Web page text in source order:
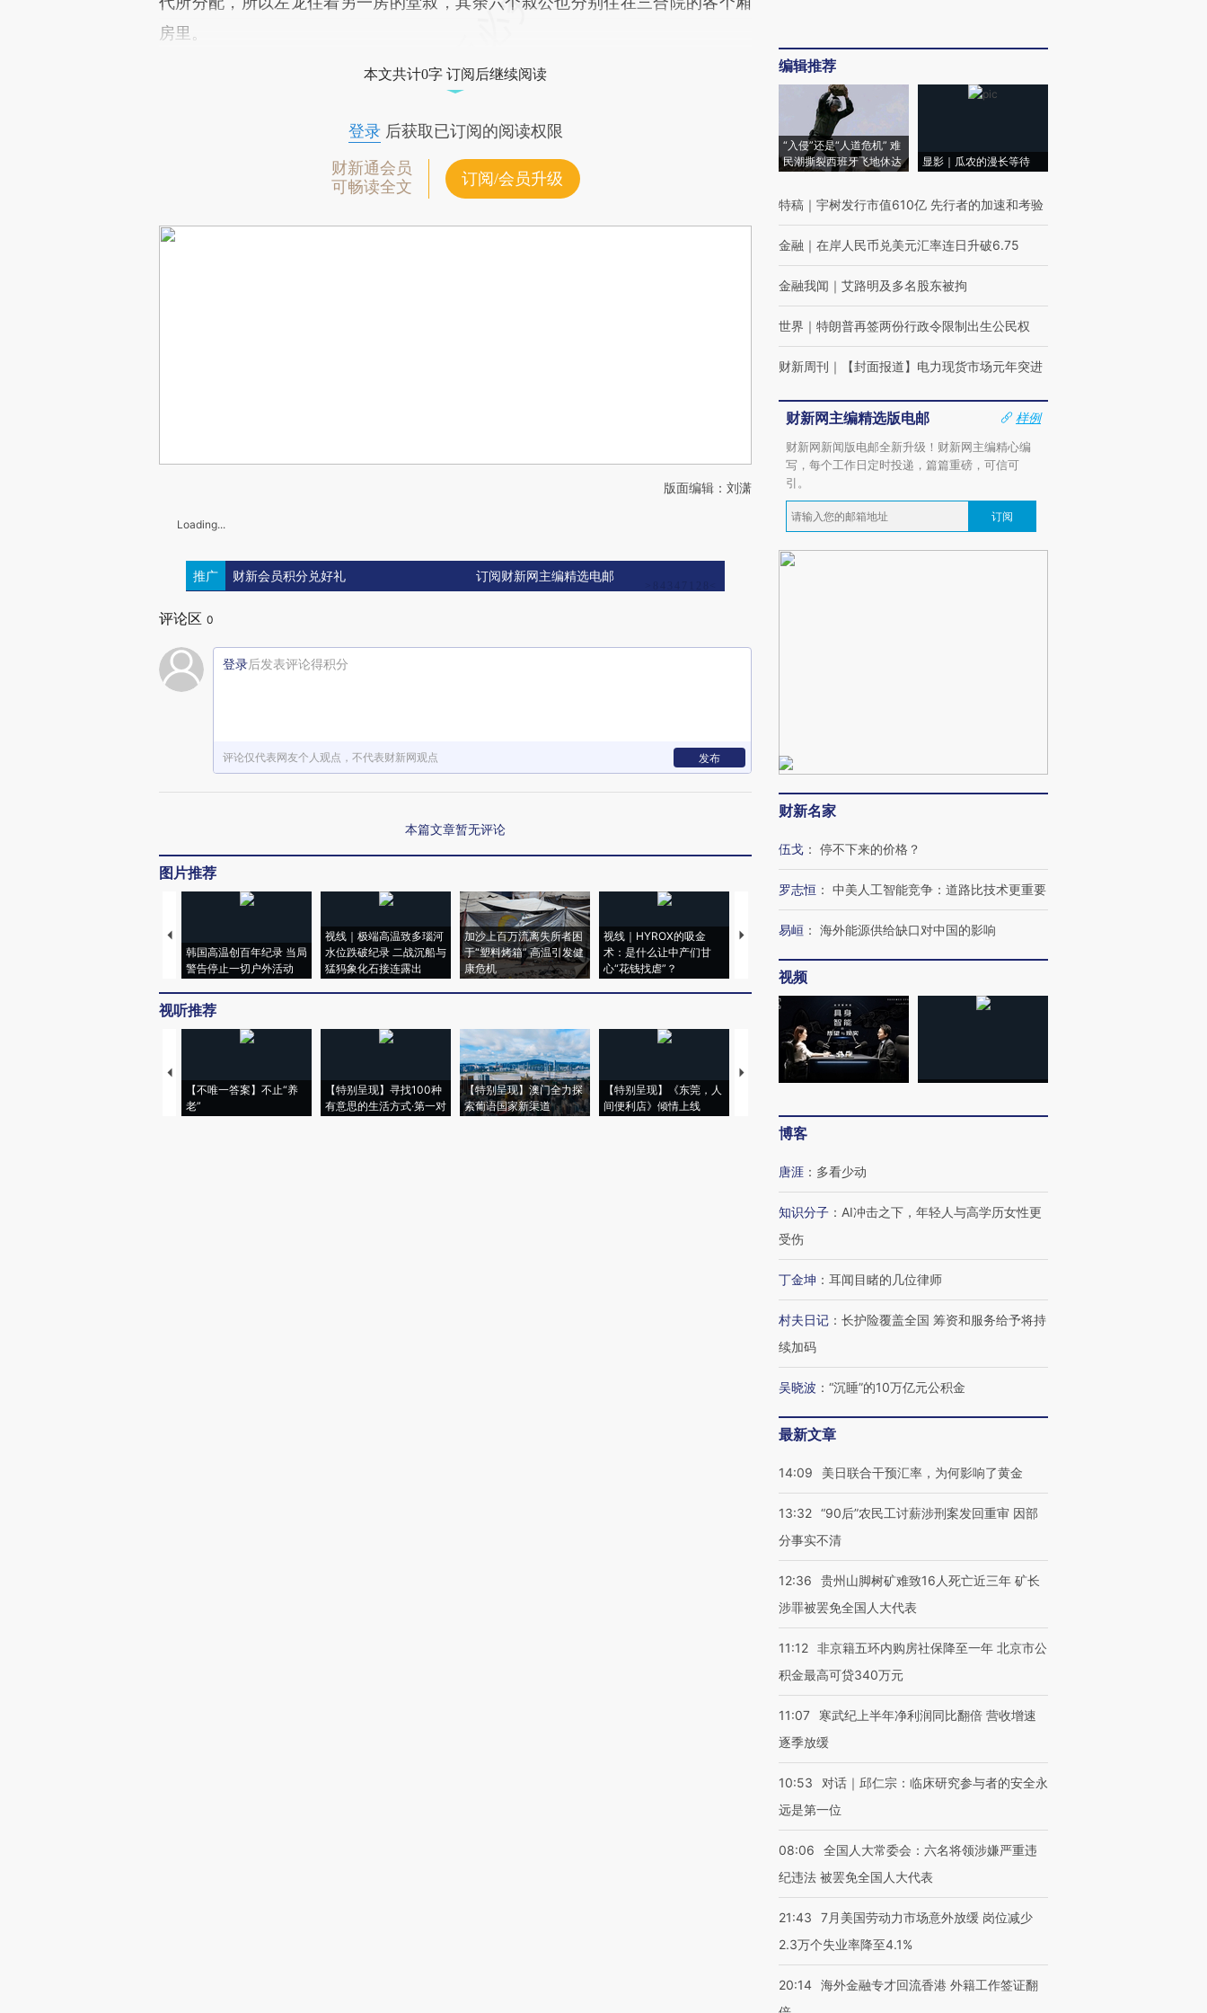
房里。
本文共计0字 订阅后继续阅读
登录后获取已订阅的阅读权限
财新通会员
可畅读全文
订阅/会员升级
版面编辑：刘潇
Loading...
推广 财新会员积分兑好礼 订阅财新网主编精选电邮
评论区 0
登录后发表评论得积分
评论仅代表网友个人观点，不代表财新网观点 发布
本篇文章暂无评论
图片推荐
韩国高温创百年纪录 当局
警告停止一切户外活动
视线｜极端高温致多瑙河
水位跌破纪录 二战沉船与
猛犸象化石接连露出
加沙上百万流离失所者困
于“塑料烤箱” 高温引发健
康危机
视线｜HYROX的吸金
术：是什么让中产们甘
心“花钱找虐”？
马航飞行员跨国走私7万
视线｜被称为“蟑螂”的印
视听推荐
【不唯一答案】不止“养
老”
【特别呈现】寻找100种
有意思的生活方式·第一对
【特别呈现】澳门全力探
索葡语国家新渠道
【特别呈现】《东莞，人
间便利店》倾情上线
【推广】走进第四届链博
编辑推荐
“入侵”还是“人道危机” 难
民潮撕裂西班牙飞地休达
显影｜瓜农的漫长等待
特稿 ｜ 宇树发行市值610亿 先行者的加速和考验
金融 ｜ 在岸人民币兑美元汇率连日升破6.75
金融我闻 ｜ 艾路明及多名股东被拘
世界 ｜ 特朗普再签两份行政令限制出生公民权
财新周刊 ｜ 【封面报道】电力现货市场元年突进
财新网主编精选版电邮
样例
财新网新闻版电邮全新升级！财新网主编精心编
写，每个工作日定时投递，篇篇重磅，可信可
引。
订阅
财新名家
伍戈 ： 停不下来的价格？
罗志恒 ： 中美人工智能竞争：道路比技术更重要
易峘 ： 海外能源供给缺口对中国的影响
视频
博客
唐涯 ： 多看少动
知识分子 ： AI冲击之下，年轻人与高学历女性更
受伤
丁金坤 ： 耳闻目睹的几位律师
村夫日记 ： 长护险覆盖全国 筹资和服务给予将持
续加码
吴晓波 ： “沉睡”的10万亿元公积金
最新文章
14:09 美日联合干预汇率，为何影响了黄金
13:32 “90后”农民工讨薪涉刑案发回重审 因部
分事实不清
12:36
贵州山脚树矿难致16人死亡近三年 矿长
涉罪被罢免全国人大代表
11:12 非京籍五环内购房社保降至一年 北京市公
积金最高可贷340万元
11:07
寒武纪上半年净利润同比翻倍 营收增速
逐季放缓
10:53
对话｜邱仁宗：临床研究参与者的安全永
远是第一位
08:06
全国人大常委会：六名将领涉嫌严重违
纪违法 被罢免全国人大代表
21:43
7月美国劳动力市场意外放缓 岗位减少
2.3万个失业率降至4.1%
20:14 海外金融专才回流香港 外籍工作签证翻